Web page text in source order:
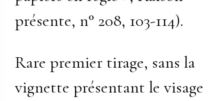
présente, n° 208, 103-114).
Rare premier tirage, sans la
vignette présentant le visage